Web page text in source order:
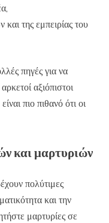
της εμπειρίας του
πηγές για να
αξιόπιστοι
πιο πιθανό ότι οι
και μαρτυριών
πολύτιμες
και την
μαρτυρίες σε